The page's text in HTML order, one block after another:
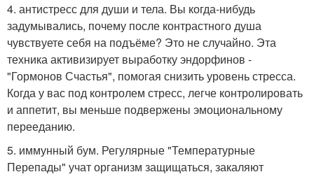
4. антистресс для души и тела. Вы когда-нибудь
задумывались, почему после контрастного душа
чувствуете себя на подъёме? Это не случайно. Эта
техника активизирует выработку эндорфинов -
"Гормонов Счастья", помогая снизить уровень стресса.
Когда у вас под контролем стресс, легче контролировать
и аппетит, вы меньше подвержены эмоциональному
перееданию.
5. иммунный бум. Регулярные "Температурные
Перепады" учат организм защищаться, закаляют